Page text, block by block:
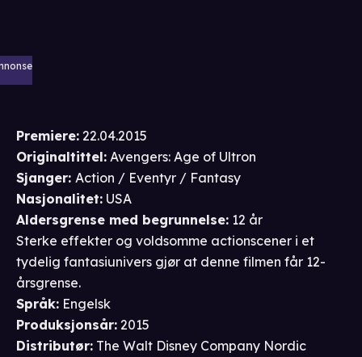
Premiere: 22.04.2015
Originaltittel: Avengers: Age of Ultron
Sjanger: Action / Eventyr / Fantasy
Nasjonalitet: USA
Aldersgrense med begrunnelse: 12 år
Sterke effekter og voldsomme actionscener i et
tydelig fantasiunivers gjør at denne filmen får 12-
årsgrense.
Språk: Engelsk
Produksjonsår: 2015
Distributør: The Walt Disney Company Nordic